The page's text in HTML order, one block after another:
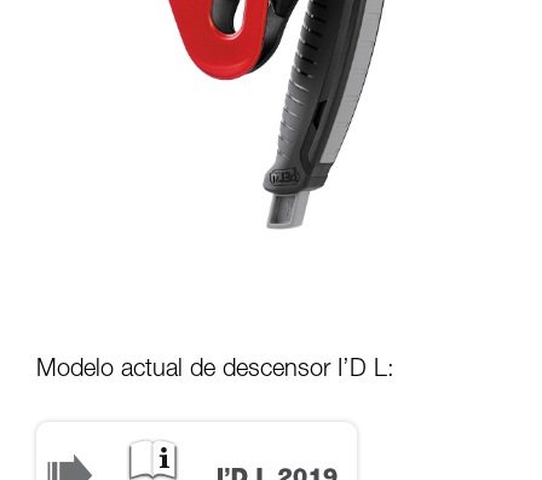
Modelo actual de descensor I’D L: